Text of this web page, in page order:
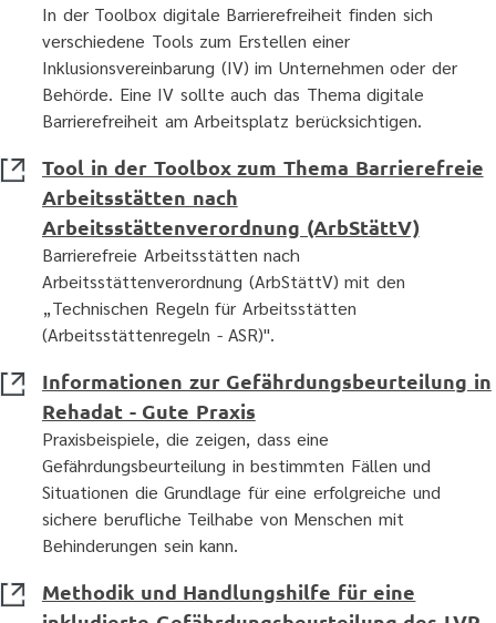
In der Toolbox digitale Barrierefreiheit finden sich
verschiedene Tools zum Erstellen einer
Inklusionsvereinbarung (IV) im Unternehmen oder der
Behörde. Eine IV sollte auch das Thema digitale
Barrierefreiheit am Arbeitsplatz berücksichtigen.
Tool in der Toolbox zum Thema Barrierefreie
Arbeitsstätten nach
Arbeitsstättenverordnung (ArbStättV)
Barrierefreie Arbeitsstätten nach
Arbeitsstättenverordnung (ArbStättV) mit den
„Technischen Regeln für Arbeitsstätten
(Arbeitsstättenregeln - ASR)".
Informationen zur Gefährdungsbeurteilung in
Rehadat - Gute Praxis
Praxisbeispiele, die zeigen, dass eine
Gefährdungsbeurteilung in bestimmten Fällen und
Situationen die Grundlage für eine erfolgreiche und
sichere berufliche Teilhabe von Menschen mit
Behinderungen sein kann.
Methodik und Handlungshilfe für eine